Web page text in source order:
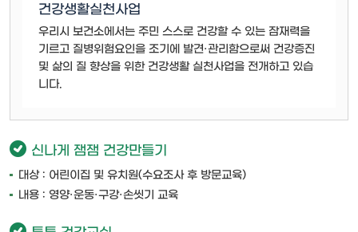
건강생활실천사업
우리시 보건소에서는 주민 스스로 건강할 수 있는 잠재력을
기르고 질병위험요인을 조기에 발견·관리함으로써 건강증진
및 삶의 질 향상을 위한 건강생활 실천사업을 전개하고 있습
니다.
신나게 잼잼 건강만들기
대상 : 어린이집 및 유치원(수요조사 후 방문교육)
내용 : 영양·운동·구강·손씻기 교육